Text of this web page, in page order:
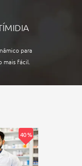
para
mais fácil.
40 %